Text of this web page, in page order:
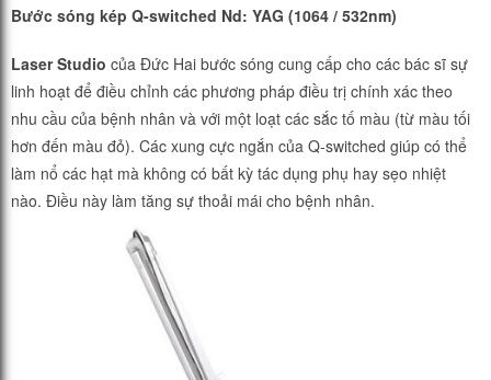
Bước sóng kép Q-switched Nd: YAG (1064 / 532nm)
Laser Studio của Đức Hai bước sóng cung cấp cho các bác sĩ sự
linh hoạt để điều chỉnh các phương pháp điều trị chính xác theo
nhu cầu của bệnh nhân và với một loạt các sắc tố màu (từ màu tối
hơn đến màu đỏ). Các xung cực ngắn của Q-switched giúp có thể
làm nổ các hạt mà không có bất kỳ tác dụng phụ hay sẹo nhiệt
nào. Điều này làm tăng sự thoải mái cho bệnh nhân.